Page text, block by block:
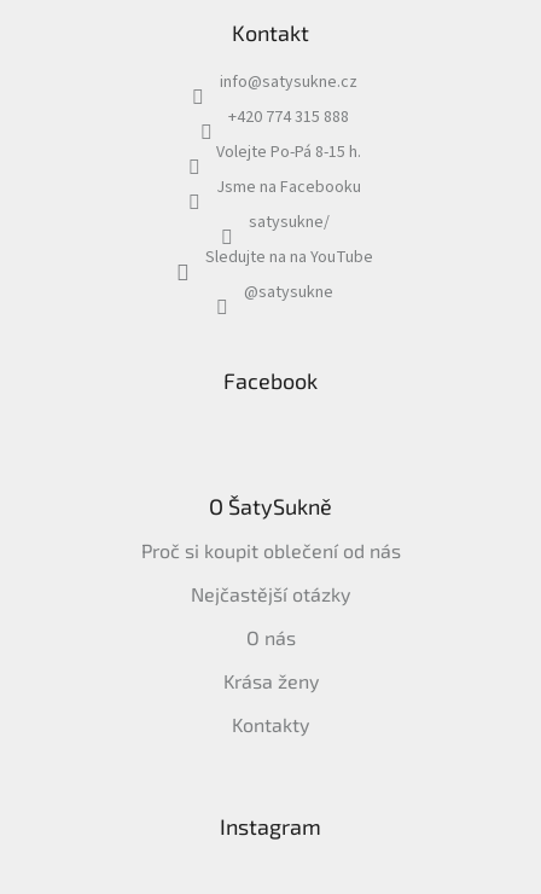
Kontakt
info@satysukne.cz
+420 774 315 888
Volejte Po-Pá 8-15 h.
Jsme na Facebooku
satysukne/
Sledujte na na YouTube
@satysukne
Facebook
O ŠatySukně
Proč si koupit oblečení od nás
Nejčastější otázky
O nás
Krása ženy
Kontakty
Instagram